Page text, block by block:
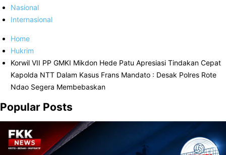
Nasional
Internasional
Home
Hukrim
Korwil VII PP GMKI Mikdon Hede Patu Apresiasi Tindakan Cepat
Kapolda NTT Dalam Kasus Frans Mandato : Desak Polres Rote
Ndao Segera Membebaskan
Popular Posts